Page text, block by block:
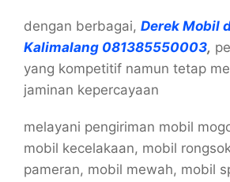
dengan berbagai, Derek Mobil
Kalimalang 081385550003,
yang kompetitif namun tetap
jaminan kepercayaan
melayani pengiriman mobil
mobil kecelakaan, mobil
pameran, mobil mewah, mobil